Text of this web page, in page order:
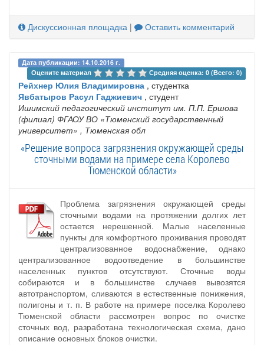
Дискуссионная площадка | Оставить комментарий
Дата публикации: 14.10.2016 г.
Оцените материал
Средняя оценка: 0 (Всего: 0)
Рейхнер Юлия Владимировна , студентка
Явбатыров Расул Гаджиевич , студент
Ишимский педагогический институт им. П.П. Ершова
(филиал) ФГАОУ ВО «Тюменский государственный
университет» , Тюменская обл
«Решение вопроса загрязнения окружающей среды
сточными водами на примере села Королево
Тюменской области»
Проблема загрязнения окружающей среды
сточными водами на протяжении долгих лет
остается нерешенной. Малые населенные
пункты для комфортного проживания проводят
централизованное водоснабжение, однако
централизованное водоотведение в большинстве
населенных пунктов отсутствуют. Сточные воды
собираются и в большинстве случаев вывозятся
автотранспортом, сливаются в естественные понижения,
полигоны и т. п. В работе на примере поселка Королево
Тюменской области рассмотрен вопрос по очистке
сточных вод, разработана технологическая схема, дано
описание основных блоков очистки.